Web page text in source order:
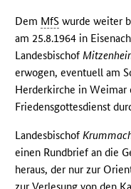
Dem MfS wurde weiter
am 25.8.1964 in
Landesbischof
erwogen, eventuell am
Herderkirche in Weimar
Friedensgottesdienst
Landesbischof
einen Rundbrief an die
heraus, der nur zur